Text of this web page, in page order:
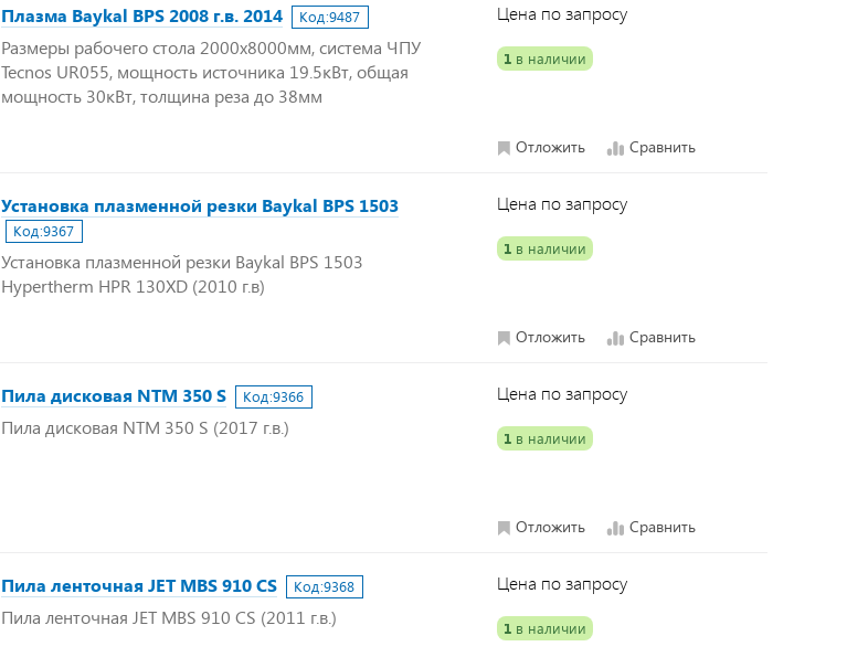
Плазма Baykal BPS 2008 г.в. 2014 Код:9487
Размеры рабочего стола 2000х8000мм, система ЧПУ
Tecnos UR055, мощность источника 19.5кВт, общая
мощность 30кВт, толщина реза до 38мм
Цена по запросу
1 в наличии
Отложить Сравнить
Установка плазменной резки Baykal BPS 1503
Код:9367
Установка плазменной резки Baykal BPS 1503
Hypertherm HPR 130XD (2010 г.в)
Цена по запросу
1 в наличии
Отложить Сравнить
Пила дисковая NTM 350 S Код:9366
Пила дисковая NTM 350 S (2017 г.в.)
Цена по запросу
1 в наличии
Отложить Сравнить
Пила ленточная JET MBS 910 CS Код:9368
Пила ленточная JET MBS 910 CS (2011 г.в.)
Цена по запросу
1 в наличии